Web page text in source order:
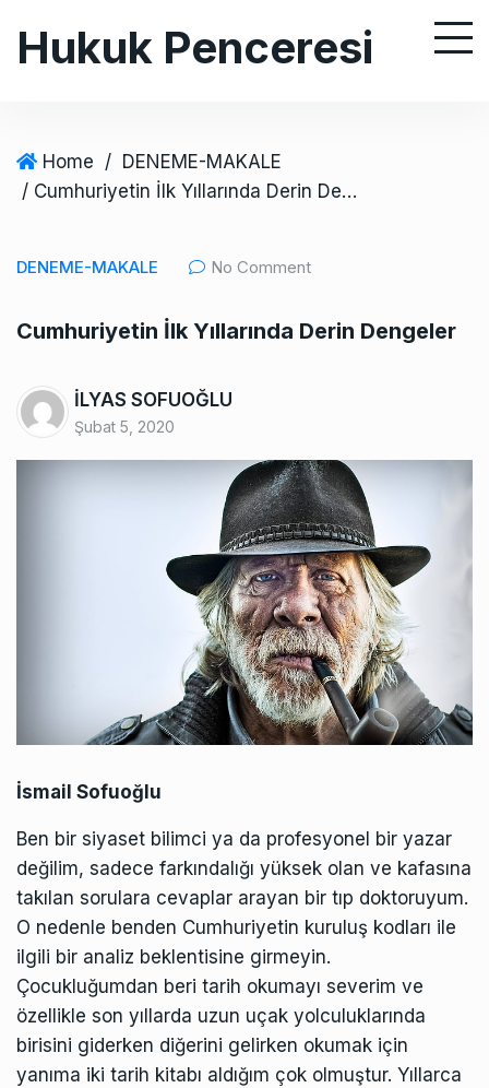
Hukuk Penceresi
Home / DENEME-MAKALE
/ Cumhuriyetin İlk Yıllarında Derin Dengeler
DENEME-MAKALE No Comment
Cumhuriyetin İlk Yıllarında Derin Dengeler
İLYAS SOFUOĞLU
Şubat 5, 2020
İsmail Sofuoğlu
Ben bir siyaset bilimci ya da profesyonel bir yazar
değilim, sadece farkındalığı yüksek olan ve kafasına
takılan sorulara cevaplar arayan bir tıp doktoruyum.
O nedenle benden Cumhuriyetin kuruluş kodları ile
ilgili bir analiz beklentisine girmeyin.
Çocukluğumdan beri tarih okumayı severim ve
özellikle son yıllarda uzun uçak yolculuklarında
birisini giderken diğerini gelirken okumak için
yanıma iki tarih kitabı aldığım çok olmuştur. Yıllarca